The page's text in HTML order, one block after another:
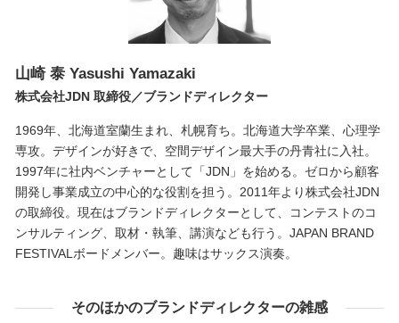
山崎 泰 Yasushi Yamazaki
株式会社JDN 取締役／ブランドディレクター
1969年、北海道室蘭生まれ、札幌育ち。北海道大学卒業、心理学
専攻。デザインが好きで、空間デザイン最大手の丹青社に入社。
1997年に社内ベンチャーとして「JDN」を始める。ゼロから顧客
開発し事業成立の中心的な役割を担う。2011年より株式会社JDN
の取締役。現在はブランドディレクターとして、コンテストのコ
ンサルティング、取材・執筆、講演なども行う。JAPAN BRAND
FESTIVALボードメンバー。趣味はサックス演奏。
そのほかのブランドディレクターの雑感